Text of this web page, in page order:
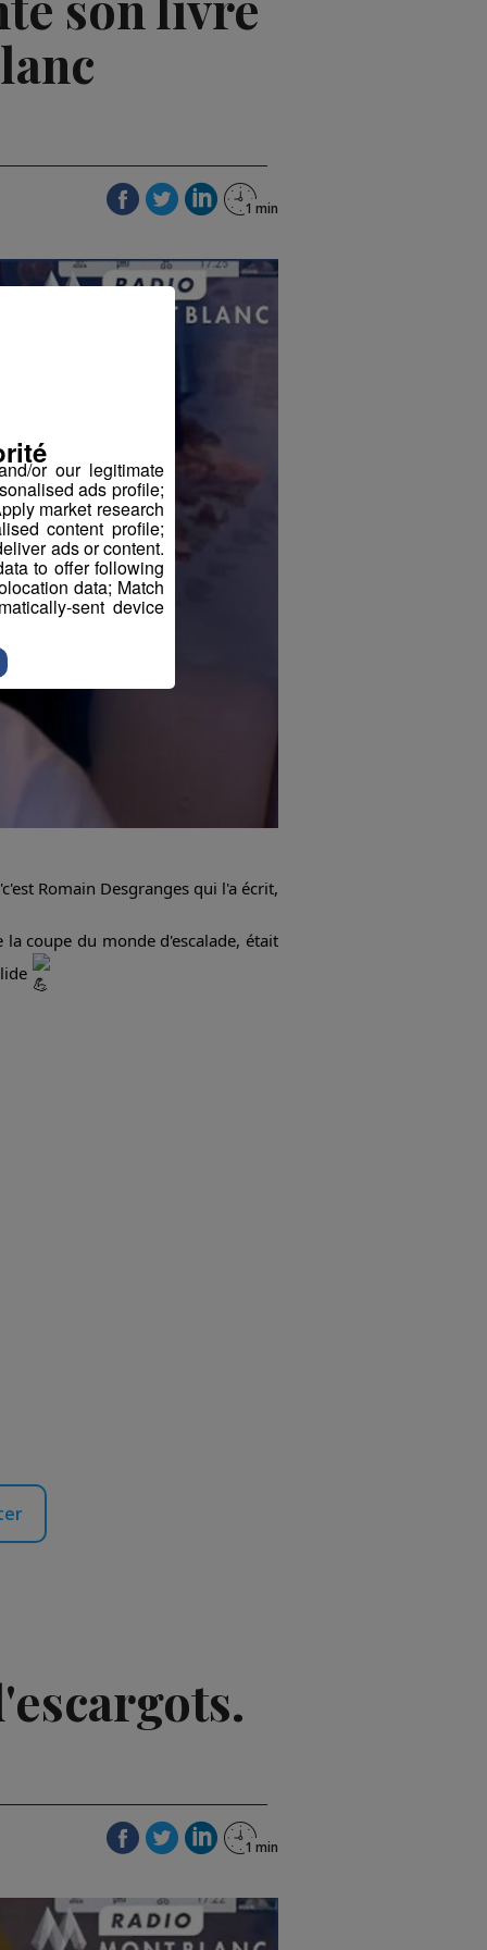
Romain Desgranges qui l'a écrit,
coupe du monde d'escalade, était
or our legitimate
ads profile;
market research
content profile;
ads or content.
to offer following
data; Match
sent device